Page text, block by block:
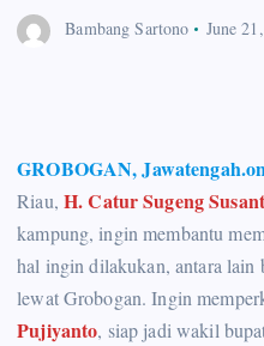
Bambang Sartono June
GROBOGAN,
Riau, H. Catur Sugeng
kampung, ingin membantu
hal ingin dilakukan, antara lain
lewat Grobogan. Ingin
Pujiyanto, siap jadi wakil